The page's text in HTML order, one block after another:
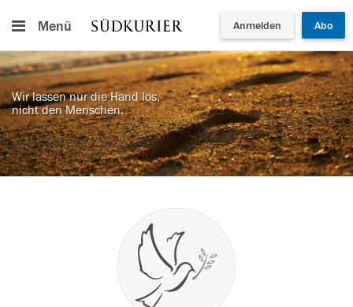
Menü Anmelden Abo
Wir lassen nur die Hand los,
nicht den Menschen.